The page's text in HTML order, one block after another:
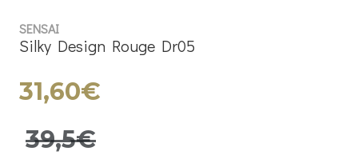
SENSAI
Silky Design Rouge Dr05
31,60€
39,5€